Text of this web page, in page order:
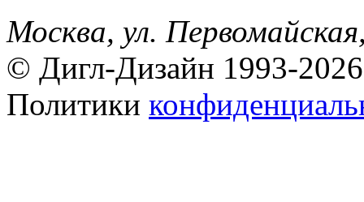
Москва, ул.
© Дигл-Дизайн 1993-2026
Политики